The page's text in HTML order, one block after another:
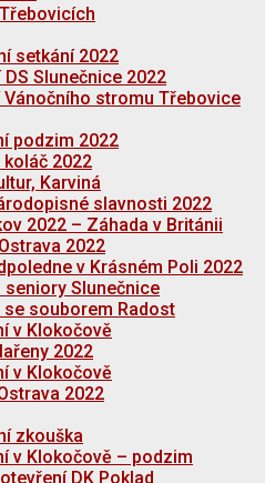
setkání 2022
Slunečnice 2022
Vánočního stromu Třebovice
podzim 2022
2022
Karviná
slavnosti 2022
2022 – Záhada v Británii
2022
v Krásném Poli 2022
seniory Slunečnice
se souborem Radost
v Klokočově
2022
v Klokočově
2022
zkouška
v Klokočově – podzim
DK Poklad